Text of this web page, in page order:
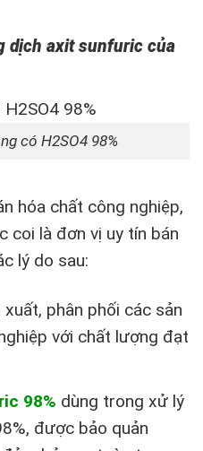
dịch axit sunfuric của
có H2SO4 98%
hóa chất công nghiệp,
coi là đơn vị uy tín bán
lý do sau:
phân phối các sản
với chất lượng đạt
98% dùng trong xử lý
được bảo quản